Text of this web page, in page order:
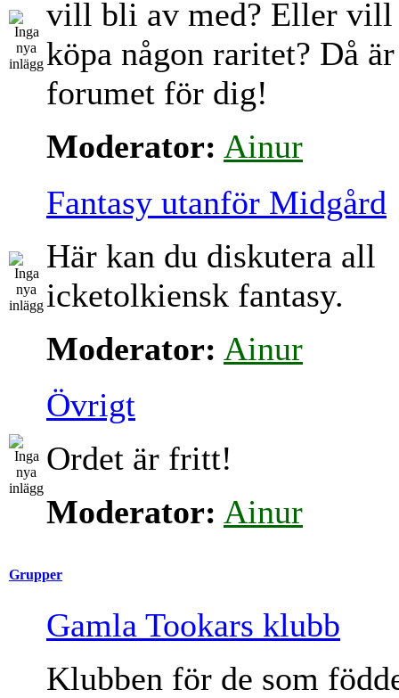
vill bli av med? Eller vill
köpa någon raritet? Då
forumet för dig!
Moderator: Ainur
Fantasy utanför Midgård
Här kan du diskutera all
icketolkiensk fantasy.
Moderator: Ainur
Övrigt
Ordet är fritt!
Moderator: Ainur
Grupper
Gamla Tookars klubb
Klubben för de som